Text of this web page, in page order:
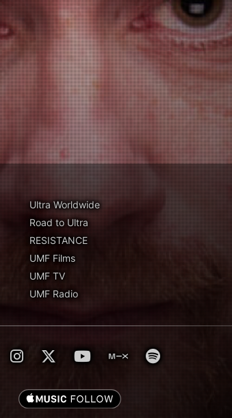
Ultra Worldwide
Road to Ultra
RESISTANCE
UMF Films
UMF TV
UMF Radio